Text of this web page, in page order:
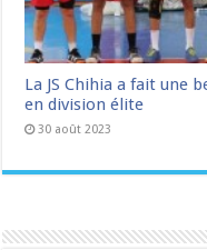
La JS Chihia a fait une
en division élite
30 août 2023